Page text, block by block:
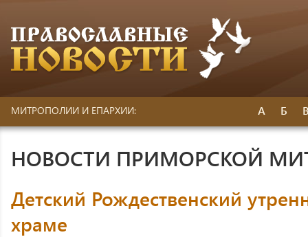
МИТРОПОЛИИ И ЕПАРХИИ: А Б
НОВОСТИ ПРИМОРСКОЙ
Детский Рождественский
храме